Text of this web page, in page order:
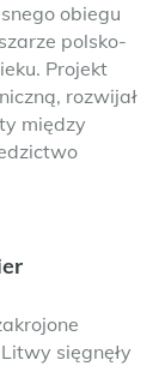
obiegu
polsko-
Projekt
rozwijał
między
sięgnęły